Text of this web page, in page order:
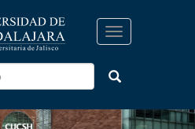
Toggle
navigation